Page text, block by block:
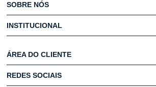
SOBRE NÓS
INSTITUCIONAL
ÁREA DO CLIENTE
REDES SOCIAIS